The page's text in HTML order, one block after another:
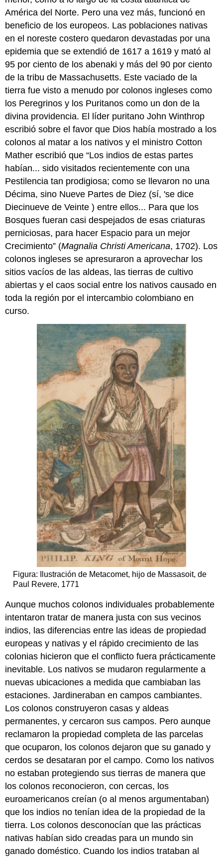
América del Norte. Pero una vez más, funcionó en
beneficio de los europeos. Las poblaciones nativas
en el noreste costero quedaron devastadas por una
epidemia que se extendió de 1617 a 1619 y mató al
95 por ciento de los abenaki y más del 90 por ciento
de la tribu de Massachusetts. Este vaciado de la
tierra fue visto a menudo por colonos ingleses como
los Peregrinos y los Puritanos como un don de la
divina providencia. El líder puritano John Winthrop
escribió sobre el favor que Dios había mostrado a los
colonos al matar a los nativos y el ministro Cotton
Mather escribió que “Los indios de estas partes
habían... sido visitados recientemente con una
Pestilencia tan prodigiosa; como se llevaron no una
Décima, sino Nueve Partes de Diez (sí, 'se dice
Diecinueve de Veinte ) entre ellos... Para que los
Bosques fueran casi despejados de esas criaturas
perniciosas, para hacer Espacio para un mejor
Crecimiento” (Magnalia Christi Americana, 1702). Los
colonos ingleses se apresuraron a aprovechar los
sitios vacíos de las aldeas, las tierras de cultivo
abiertas y el caos social entre los nativos causado en
toda la región por el intercambio colombiano en
curso.
Figura: Ilustración de Metacomet, hijo de Massasoit, de
Paul Revere, 1771
Aunque muchos colonos individuales probablemente
intentaron tratar de manera justa con sus vecinos
indios, las diferencias entre las ideas de propiedad
europeas y nativas y el rápido crecimiento de las
colonias hicieron que el conflicto fuera prácticamente
inevitable. Los nativos se mudaron regularmente a
nuevas ubicaciones a medida que cambiaban las
estaciones. Jardineraban en campos cambiantes.
Los colonos construyeron casas y aldeas
permanentes, y cercaron sus campos. Pero aunque
reclamaron la propiedad completa de las parcelas
que ocuparon, los colonos dejaron que su ganado y
cerdos se desataran por el campo. Como los nativos
no estaban protegiendo sus tierras de manera que
los colonos reconocieron, con cercas, los
euroamericanos creían (o al menos argumentaban)
que los indios no tenían idea de la propiedad de la
tierra. Los colonos desconocían que las prácticas
nativas habían sido creadas para un mundo sin
ganado doméstico. Cuando los indios trataban al